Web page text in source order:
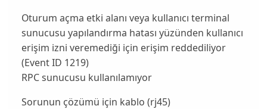
Oturum açma etki alanı veya kullanıcı terminal
sunucusu yapılandırma hatası yüzünden kullanıcı
erişim izni veremediği için erişim reddediliyor
(Event ID 1219)
RPC sunucusu kullanılamıyor
Sorunun çözümü için kablo (rj45)